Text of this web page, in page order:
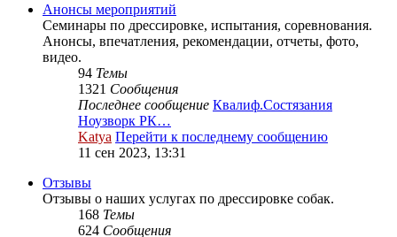
Анонсы мероприятий
Семинары по дрессировке, испытания, соревнования.
Анонсы, впечатления, рекомендации, отчеты, фото,
видео.
94 Темы
1321 Сообщения
Последнее сообщение Квалиф.Состязания
Ноузворк РК…
Katya Перейти к последнему сообщению
11 сен 2023, 13:31
Отзывы
Отзывы о наших услугах по дрессировке собак.
168 Темы
624 Сообщения